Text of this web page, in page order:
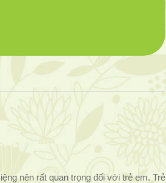
nên rất quan trọng đối với trẻ em. Trẻ